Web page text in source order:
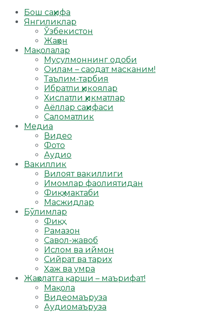
Бош саҳифа
Янгиликлар
Ўзбекистон
Жаҳон
Мақолалар
Мусулмоннинг одоби
Оилам – саодат масканим!
Таълим-тарбия
Ибратли ҳикоялар
Хислатли ҳикматлар
Аёллар саҳифаси
Саломатлик
Медиа
Видео
Фото
Аудио
Вакиллик
Вилоят вакиллиги
Имомлар фаолиятидан
Фиқҳ мактаби
Масжидлар
Бўлимлар
Фиқҳ
Рамазон
Савол-жавоб
Ислом ва иймон
Сийрат ва тарих
Ҳаж ва умра
Жаҳолатга қарши – маърифат!
Мақола
Видеомаъруза
Аудиомаъруза